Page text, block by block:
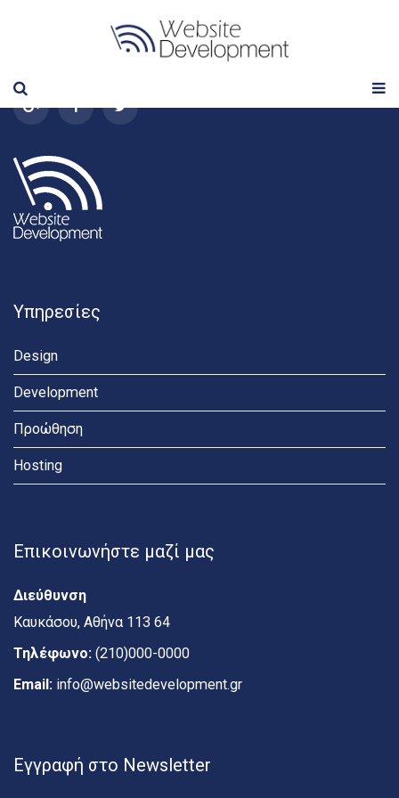
Υπηρεσίες
Design
Development
Προώθηση
Hosting
Επικοινωνήστε μαζί μας
Διεύθυνση
Καυκάσου, Αθήνα 113 64
Τηλέφωνο: (210)000-0000
Email: info@websitedevelopment.gr
Εγγραφή στο Newsletter